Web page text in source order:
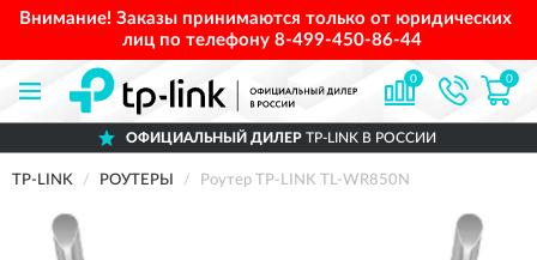
Внимание! Заказы принимаются только от юридических
лиц по телефону 8-499-450-86-44
0 0
ОФИЦИАЛЬНЫЙ ДИЛЕР TP-LINK В РОССИИ
TP-LINK РОУТЕРЫ Роутер TP-LINK TL-WR850N